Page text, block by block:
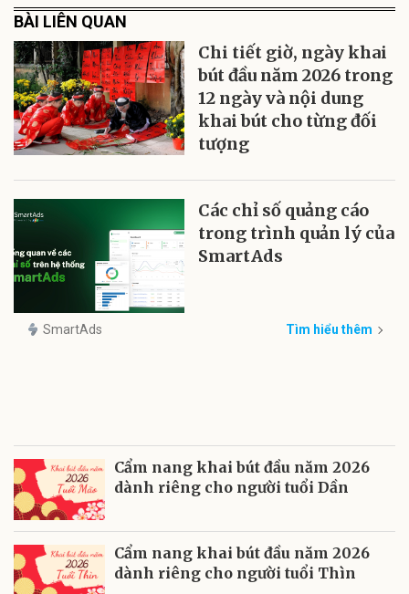
BÀI LIÊN QUAN
Chi tiết giờ, ngày khai
bút đầu năm 2026 trong
12 ngày và nội dung
khai bút cho từng đối
tượng
Các chỉ số quảng cáo
trong trình quản lý của
SmartAds
SmartAds Tìm hiểu thêm
Cẩm nang khai bút đầu năm 2026
dành riêng cho người tuổi Dần
Cẩm nang khai bút đầu năm 2026
dành riêng cho người tuổi Thìn